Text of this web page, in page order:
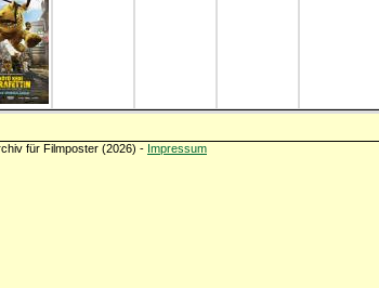
für Filmposter (2026) - Impressum